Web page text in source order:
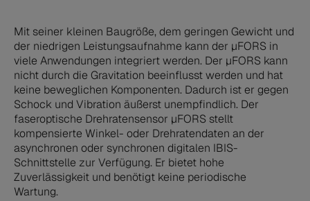
Mit seiner kleinen Baugröße, dem geringen Gewicht und
der niedrigen Leistungsaufnahme kann der µFORS in
viele Anwendungen integriert werden. Der µFORS kann
nicht durch die Gravitation beeinflusst werden und hat
keine beweglichen Komponenten. Dadurch ist er gegen
Schock und Vibration äußerst unempfindlich. Der
faseroptische Drehratensensor µFORS stellt
kompensierte Winkel- oder Drehratendaten an der
asynchronen oder synchronen digitalen IBIS-
Schnittstelle zur Verfügung. Er bietet hohe
Zuverlässigkeit und benötigt keine periodische
Wartung.